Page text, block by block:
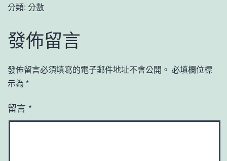
分類: 分數
發佈留言
發佈留言必須填寫的電子郵件地址不會公開。 必填欄位標
示為 *
留言 *